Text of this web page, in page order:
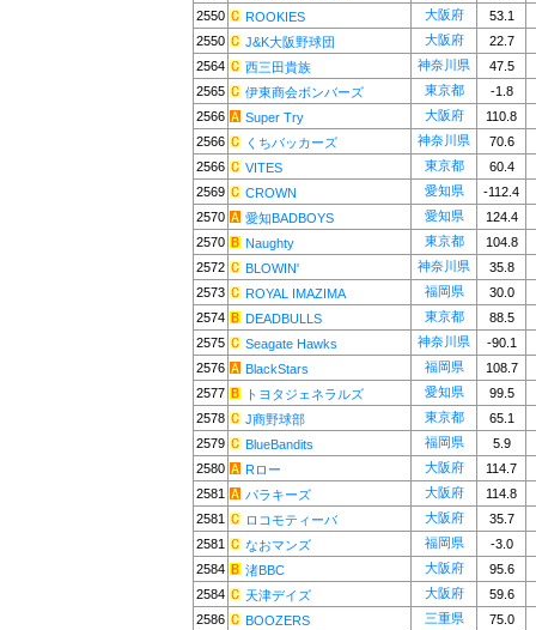
2550
ROOKIES 大阪府
53.1
2550
J&K大阪野球団 大阪府
22.7
2564
西三田貴族 神奈川県
47.5
2565
伊東商会ボンバーズ 東京都
-1.8
2566
Super Try 大阪府
110.8
2566
くちバッカーズ 神奈川県
70.6
2566
VITES 東京都
60.4
2569
CROWN 愛知県
-112.4
2570
愛知BADBOYS 愛知県
124.4
2570
Naughty 東京都
104.8
2572
BLOWIN' 神奈川県
35.8
2573
ROYAL IMAZIMA 福岡県
30.0
2574
DEADBULLS 東京都
88.5
2575
Seagate Hawks 神奈川県
-90.1
2576
BlackStars 福岡県
108.7
2577
トヨタジェネラルズ 愛知県
99.5
2578
J商野球部 東京都
65.1
2579
BlueBandits 福岡県
5.9
2580
Rロー 大阪府
114.7
2581
パラキーズ 大阪府
114.8
2581
ロコモティーバ 大阪府
35.7
2581
なおマンズ 福岡県
-3.0
2584
渚BBC 大阪府
95.6
2584
天津デイズ 大阪府
59.6
2586
BOOZERS 三重県
75.0